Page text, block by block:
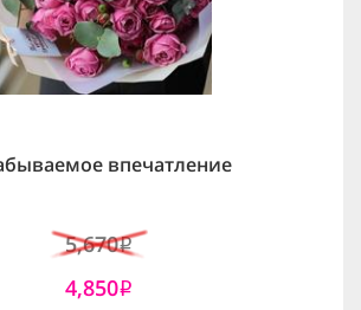
впечатление
5,670i
4,850i